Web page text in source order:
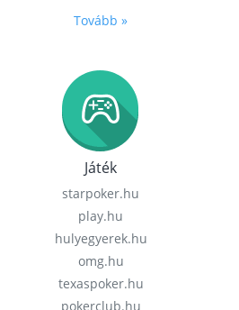
Tovább »
Játék
starpoker.hu
play.hu
hulyegyerek.hu
omg.hu
texaspoker.hu
pokerclub.hu